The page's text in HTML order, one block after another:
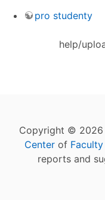
pro studenty
help/
Copyright © 2026
Center of
reports and